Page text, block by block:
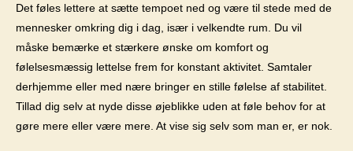
Det føles lettere at sætte tempoet ned og være til stede med de
mennesker omkring dig i dag, især i velkendte rum. Du vil
måske bemærke et stærkere ønske om komfort og
følelsesmæssig lettelse frem for konstant aktivitet. Samtaler
derhjemme eller med nære bringer en stille følelse af stabilitet.
Tillad dig selv at nyde disse øjeblikke uden at føle behov for at
gøre mere eller være mere. At vise sig selv som man er, er nok.